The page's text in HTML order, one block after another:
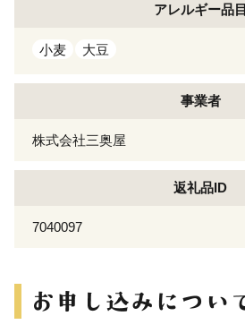
アレルギー品目
小麦 大豆
事業者
株式会社三奥屋
返礼品ID
7040097